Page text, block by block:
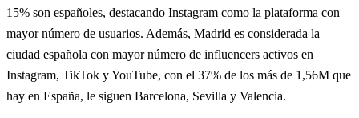
15% son españoles, destacando Instagram como la plataforma con
mayor número de usuarios. Además, Madrid es considerada la
ciudad española con mayor número de influencers activos en
Instagram, TikTok y YouTube, con el 37% de los más de 1,56M que
hay en España, le siguen Barcelona, Sevilla y Valencia.